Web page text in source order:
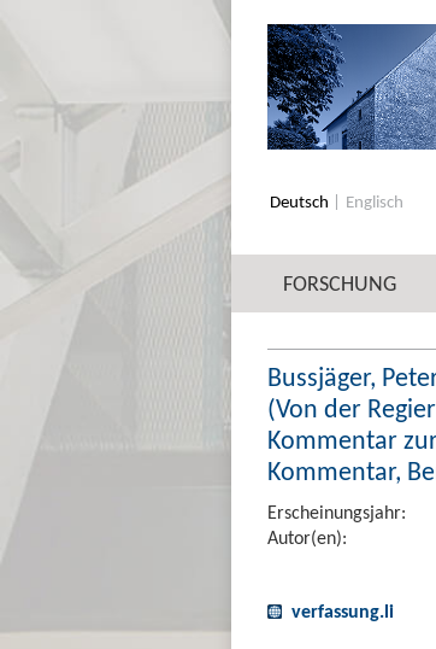
Deutsch Englisch
FORSCHUNG
Bussjäger,
(Von der
Kommentar
Kommentar,
Erscheinungsjahr:
Autor(en):
verfassung.li